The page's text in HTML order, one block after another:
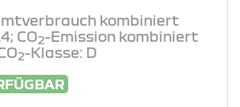
kombiniert
CO2-Emission kombiniert
2-Klasse: D